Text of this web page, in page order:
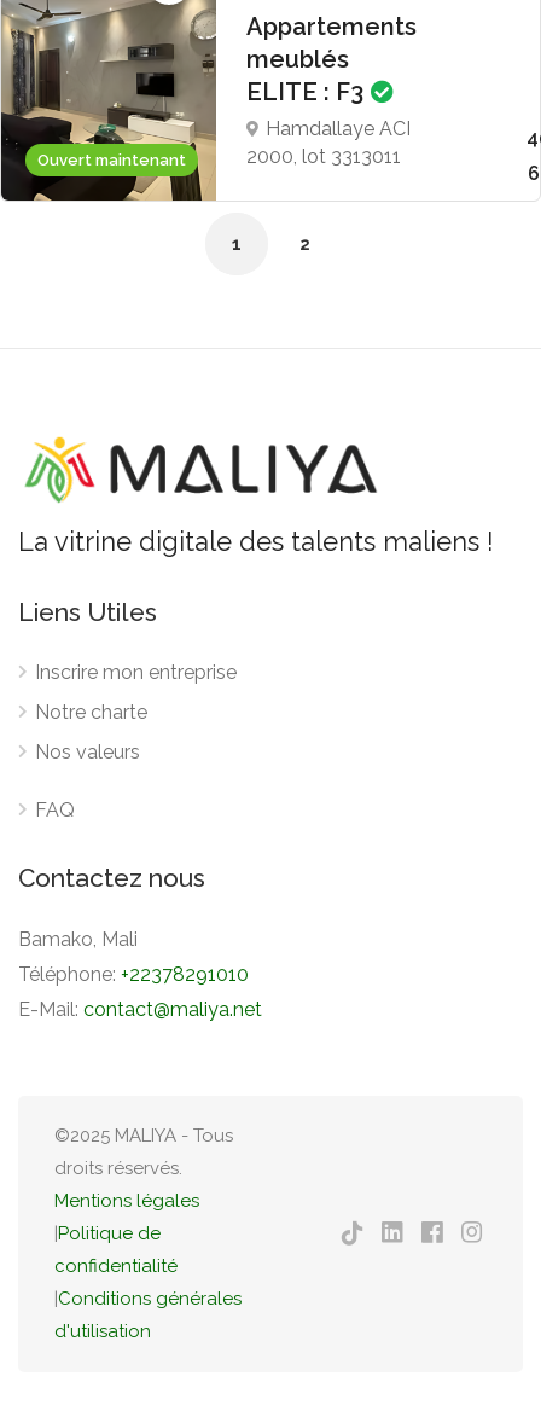
Ouvert maintenant
Appartements
meublés
ELITE : F3
Hamdallaye ACI
2000, lot 3313011
1 2
La vitrine digitale des talents maliens !
Liens Utiles
Inscrire mon entreprise
Notre charte
Nos valeurs
FAQ
Contactez nous
Bamako, Mali
Téléphone: +22378291010
E-Mail: contact@maliya.net
©2025 MALIYA - Tous
droits réservés.
Mentions légales
|Politique de
confidentialité
|Conditions générales
d'utilisation